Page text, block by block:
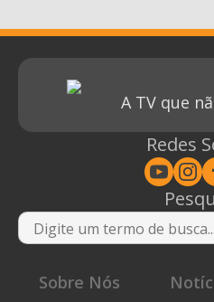
A TV que
Redes
Sobre Nós